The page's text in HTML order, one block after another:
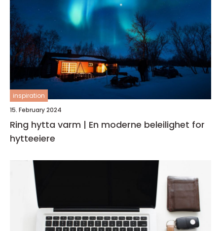
inspiration
15. February 2024
Ring hytta varm | En moderne beleilighet for
hytteeiere